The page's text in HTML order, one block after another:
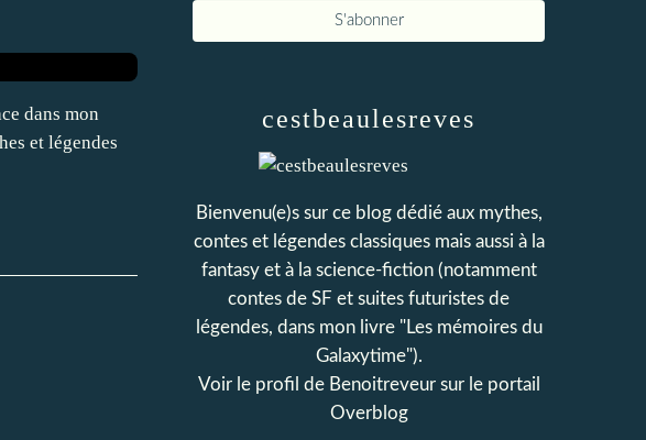
dans mon
et légendes
cestbeaulesreves
Bienvenu(e)s sur ce blog dédié aux mythes,
contes et légendes classiques mais aussi à la
fantasy et à la science-fiction (notamment
contes de SF et suites futuristes de
légendes, dans mon livre "Les mémoires du
Galaxytime").
Voir le profil de Benoitreveursur le portail
Overblog